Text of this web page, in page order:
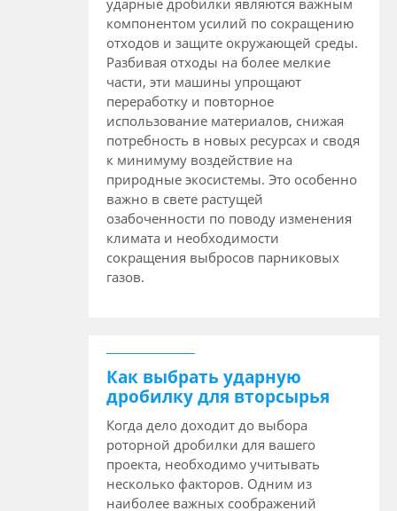
компонентом усилий по сокращению
отходов и защите окружающей среды.
Разбивая отходы на более мелкие
части, эти машины упрощают
переработку и повторное
использование материалов, снижая
потребность в новых ресурсах и сводя
к минимуму воздействие на
природные экосистемы. Это особенно
важно в свете растущей
озабоченности по поводу изменения
климата и необходимости
сокращения выбросов парниковых
газов.
Как выбрать ударную
дробилку для вторсырья
Когда дело доходит до выбора
роторной дробилки для вашего
проекта, необходимо учитывать
несколько факторов. Одним из
наиболее важных соображений